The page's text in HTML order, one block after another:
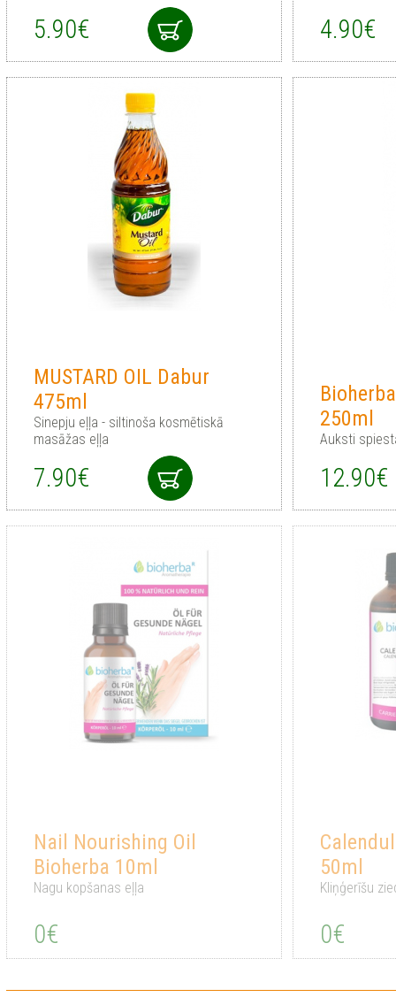
5.90€ 4.90€
MUSTARD OIL Dabur
475ml
Sinepju eļļa - siltinoša kosmētiskā
masāžas eļļa
7.90€
250ml
Auksti
12.90€
Nail Nourishing Oil
Bioherba 10ml
Nagu kopšanas eļļa
0€
50ml
Kliņģerīšu
0€